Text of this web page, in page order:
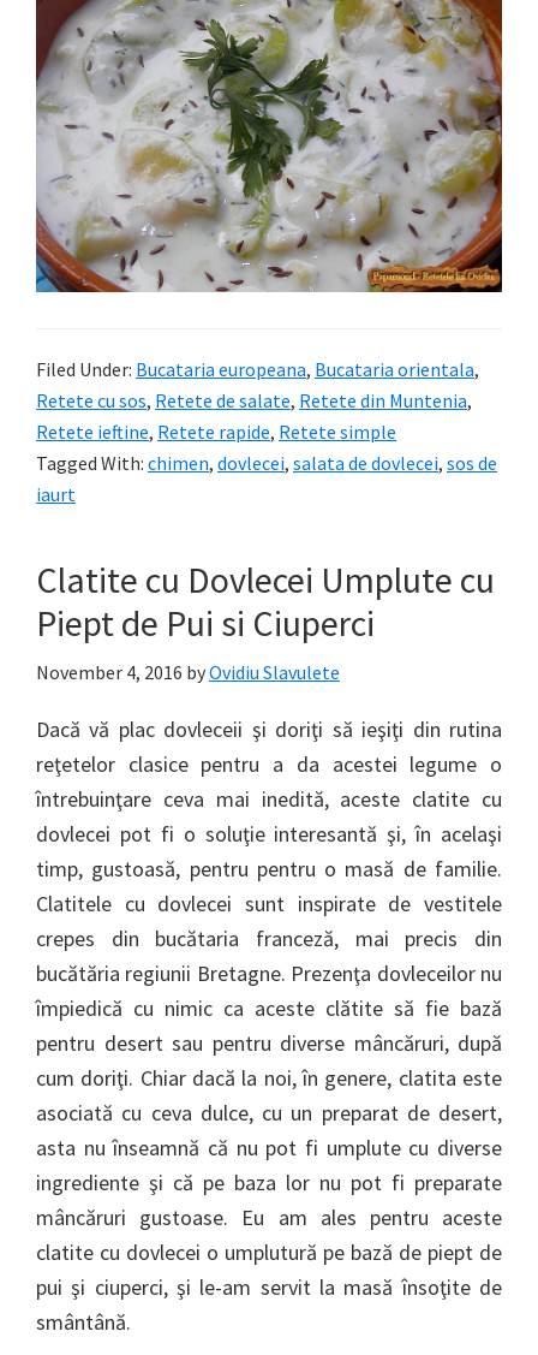
Filed Under: Bucataria europeana, Bucataria orientala,
Retete cu sos, Retete de salate, Retete din Muntenia,
Retete ieftine, Retete rapide, Retete simple
Tagged With: chimen, dovlecei, salata de dovlecei, sos de
iaurt
Clatite cu Dovlecei Umplute cu
Piept de Pui si Ciuperci
November 4, 2016 byOvidiu Slavulete
Dacă vă plac dovleceii şi doriţi să ieşiţi din rutina
reţetelor clasice pentru a da acestei legume o
întrebuinţare ceva mai inedită, aceste clatite cu
dovlecei pot fi o soluţie interesantă şi, în acelaşi
timp, gustoasă, pentru pentru o masă de familie.
Clatitele cu dovlecei sunt inspirate de vestitele
crepes din bucătaria franceză, mai precis din
bucătăria regiunii Bretagne. Prezenţa dovleceilor nu
împiedică cu nimic ca aceste clătite să fie bază
pentru desert sau pentru diverse mâncăruri, după
cum doriţi. Chiar dacă la noi, în genere, clatita este
asociată cu ceva dulce, cu un preparat de desert,
asta nu înseamnă că nu pot fi umplute cu diverse
ingrediente şi că pe baza lor nu pot fi preparate
mâncăruri gustoase. Eu am ales pentru aceste
clatite cu dovlecei o umplutură pe bază de piept de
pui şi ciuperci, şi le-am servit la masă însoţite de
smântână.